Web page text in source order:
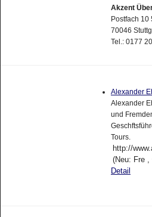
Akzent
Postfach 10
70046
Tel.: 0177
Alexander
Alexander
und
Tours.
http://
(Neu: Fre ,
Detail